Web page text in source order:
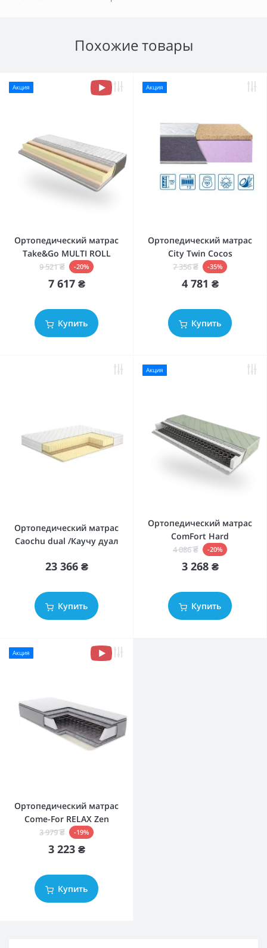
Похожие товары
Акция
Ортопедический матрас
Take&Go MULTI ROLL
9 521 ₴ -20%
7 617 ₴
Купить
Акция
Ортопедический матрас
City Twin Cocos
7 356 ₴ -35%
4 781 ₴
Купить
Ортопедический матрас
Caochu dual /Каучу дуал
23 366 ₴
Купить
Акция
Ортопедический матрас
ComFort Hard
4 086 ₴ -20%
3 268 ₴
Купить
Акция
Ортопедический матрас
Come-For RELAX Zen
3 979 ₴ -19%
3 223 ₴
Купить